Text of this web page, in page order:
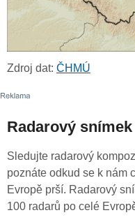
Zdroj dat: ČHMÚ
Radarový
Sledujte radarový
poznáte odkud se k nám
Evropě prší. Radarový
100 radarů po celé